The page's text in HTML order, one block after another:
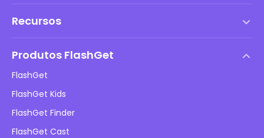
Política de DMCA
Política de privacidade
Políticas de Publicidade
Não Venda Minhas Informações
Recursos
Blog
Segurança Online Infantil
Baixar
Produtos FlashGet
FlashGet
FlashGet Kids
FlashGet Finder
FlashGet Cast